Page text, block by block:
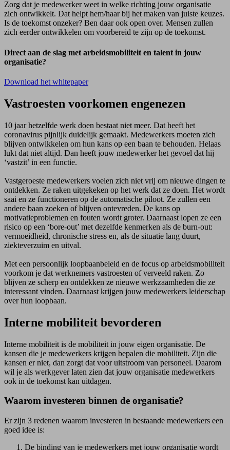
Zorg dat je medewerker weet in welke richting jouw organisatie
zich ontwikkelt. Dat helpt hem/haar bij het maken van juiste keuzes.
Is de toekomst onzeker? Ben daar ook open over. Mensen zullen
zich eerder ontwikkelen om voorbereid te zijn op de toekomst.
Direct aan de slag met arbeidsmobiliteit en talent in jouw
organisatie?
Download het whitepaper
Vastroesten voorkomen engenezen
10 jaar hetzelfde werk doen bestaat niet meer. Dat heeft het
coronavirus pijnlijk duidelijk gemaakt. Medewerkers moeten zich
blijven ontwikkelen om hun kans op een baan te behouden. Helaas
lukt dat niet altijd. Dan heeft jouw medewerker het gevoel dat hij
‘vastzit’ in een functie.
Vastgeroeste medewerkers voelen zich niet vrij om nieuwe dingen te
ontdekken. Ze raken uitgekeken op het werk dat ze doen. Het wordt
saai en ze functioneren op de automatische piloot. Ze zullen een
andere baan zoeken of blijven ontevreden. De kans op
motivatieproblemen en fouten wordt groter. Daarnaast lopen ze een
risico op een ‘bore-out’ met dezelfde kenmerken als de burn-out:
vermoeidheid, chronische stress en, als de situatie lang duurt,
ziekteverzuim en uitval.
Met een persoonlijk loopbaanbeleid en de focus op arbeidsmobiliteit
voorkom je dat werknemers vastroesten of verveeld raken. Zo
blijven ze scherp en ontdekken ze nieuwe werkzaamheden die ze
interessant vinden. Daarnaast krijgen jouw medewerkers leiderschap
over hun loopbaan.
Interne mobiliteit bevorderen
Interne mobiliteit is de mobiliteit in jouw eigen organisatie. De
kansen die je medewerkers krijgen bepalen die mobiliteit. Zijn die
kansen er niet, dan zorgt dat voor uitstroom van personeel. Daarom
wil je als werkgever laten zien dat jouw organisatie medewerkers
ook in de toekomst kan uitdagen.
Waarom investeren binnen de organisatie?
Er zijn 3 redenen waarom investeren in bestaande medewerkers een
goed idee is:
De binding van je medewerkers met jouw organisatie wordt